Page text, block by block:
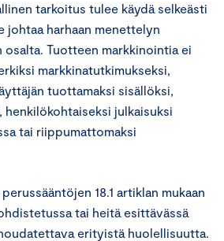
tarkoitus tulee käydä selkeästi
johtaa harhaan menettelyn
osalta. Tuotteen markkinointia ei
markkinatutkimukseksi,
tuottamaksi sisällöksi,
julkaisuksi
tai riippumattomaksi
18.1 artiklan mukaan
tai heitä esittävässä
erityistä huolellisuutta.